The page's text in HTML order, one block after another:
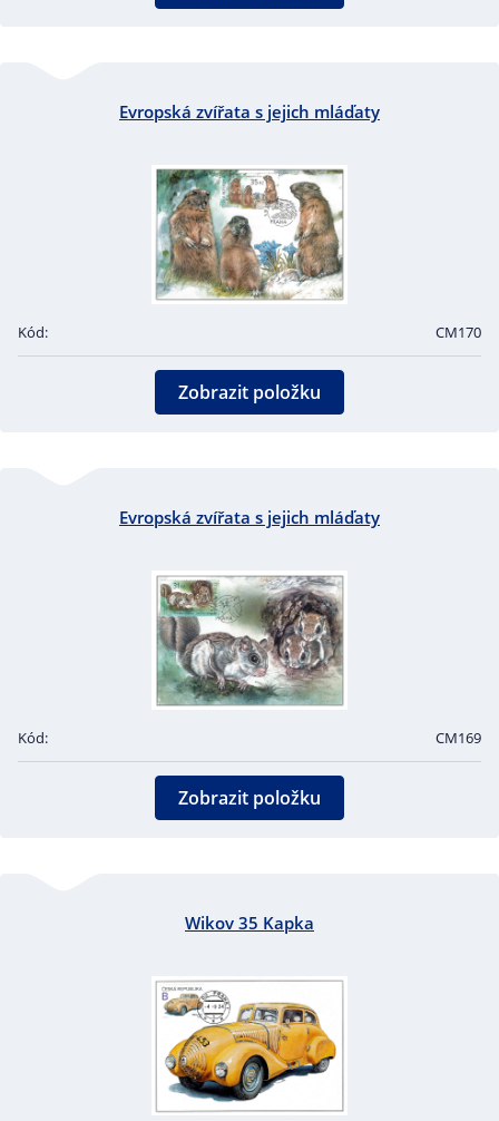
Evropská zvířata s jejich mláďaty
Kód: CM170
Zobrazit položku
Evropská zvířata s jejich mláďaty
Kód: CM169
Zobrazit položku
Wikov 35 Kapka